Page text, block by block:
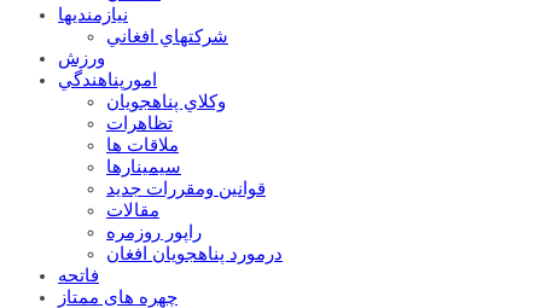
نيازمنديها
شرکتهاي افغاني
ورزش
امورپناهندگي
وکلاي پناهجويان
تظاهرات
ملاقات ها
سيمينارها
قوانين ومقررات جديد
مقالات
راپور روزمره
درمورد پناهجويان افغان
فاتحه
چهره های ممتاز